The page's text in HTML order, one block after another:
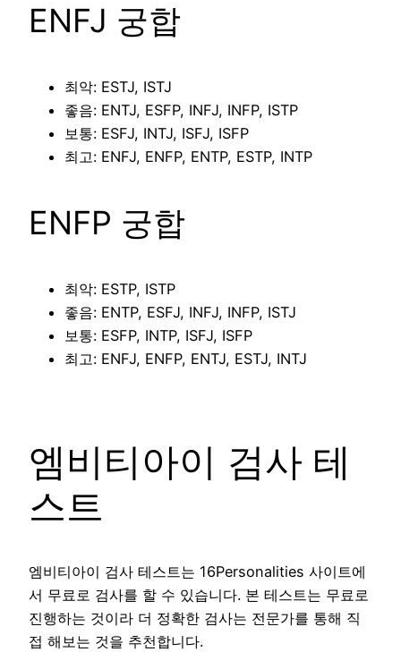
ENFJ 궁합
최악: ESTJ, ISTJ
좋음: ENTJ, ESFP, INFJ, INFP, ISTP
보통: ESFJ, INTJ, ISFJ, ISFP
최고: ENFJ, ENFP, ENTP, ESTP, INTP
ENFP 궁합
최악: ESTP, ISTP
좋음: ENTP, ESFJ, INFJ, INFP, ISTJ
보통: ESFP, INTP, ISFJ, ISFP
최고: ENFJ, ENFP, ENTJ, ESTJ, INTJ
엠비티아이 검사 테
스트
엠비티아이 검사 테스트는 16Personalities 사이트에
서 무료로 검사를 할 수 있습니다. 본 테스트는 무료로
진행하는 것이라 더 정확한 검사는 전문가를 통해 직
접 해보는 것을 추천합니다.